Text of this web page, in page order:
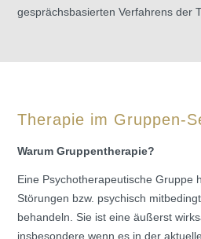
gesprächsbasierten Verfahrens der
Therapie im Gruppen-
Warum Gruppentherapie?
Eine Psychotherapeutische Gruppe
Störungen bzw. psychisch
behandeln. Sie ist eine äußerst
insbesondere wenn es in der